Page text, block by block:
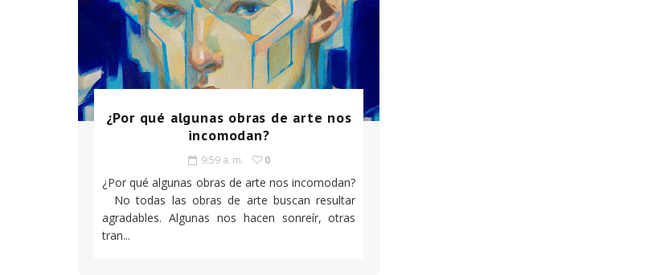
¿Por qué algunas obras de arte nos
incomodan?
9:59 a. m. 0
¿Por qué algunas obras de arte nos incomodan?
No todas las obras de arte buscan resultar
agradables. Algunas nos hacen sonreír, otras
tran...